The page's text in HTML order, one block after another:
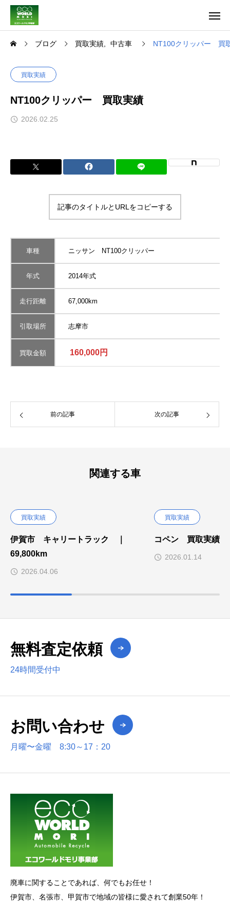
ブログ 買取実績 中古車 NT100クリッパー 買
買取実績
NT100クリッパー 買取実績
2026.02.25
記事のタイトルとURLをコピーする
車種 ニッサン NT100クリッパー
年式 2014年式
走行距離 67,000km
引取場所 志摩市
買取金額 160,000円
前の記事 次の記事
関連する車
買取実績
伊賀市 キャリートラック ｜
69,800km
2026.04.06
買取実績
コペン 買取実績
2026.01.14
無料査定依頼
24時間受付中
お問い合わせ
月曜〜金曜 8:30～17：20
廃車に関することであれば、何でもお任せ！
伊賀市、名張市、甲賀市で地域の皆様に愛されて創業50年！